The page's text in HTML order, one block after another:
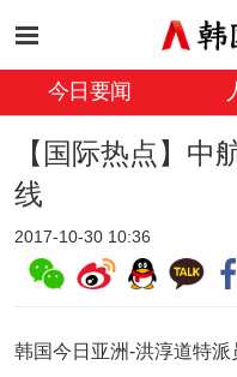
今日要闻
【国际热点】中
线
2017-10-30 10:36
韩国今日亚洲-洪淳道特派